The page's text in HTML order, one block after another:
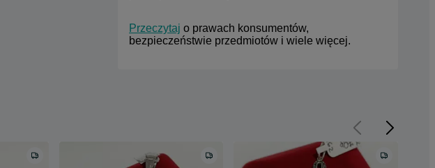
Przeczytaj o prawach konsumentów,
bezpieczeństwie przedmiotów i wiele więcej.